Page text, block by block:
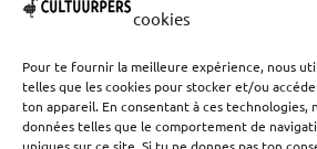
cookies
Pour te fournir la meilleure expérience, nous
telles que les cookies pour stocker et/ou
ton appareil. En consentant à ces technologies,
données telles que le comportement de